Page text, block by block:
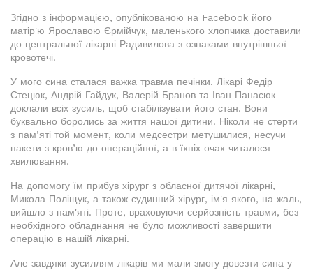
Згідно з інформацією, опублікованою на Facebook його
матір'ю Ярославою Єрмійчук, маленького хлопчика доставили
до центральної лікарні Радивилова з ознаками внутрішньої
кровотечі.
У мого сина сталася важка травма печінки. Лікарі Федір
Стецюк, Андрій Гайдук, Валерій Бранов та Іван Панасюк
доклали всіх зусиль, щоб стабілізувати його стан. Вони
буквально боролись за життя нашої дитини. Ніколи не стерти
з пам’яті той момент, коли медсестри метушилися, несучи
пакети з кров’ю до операційної, а в їхніх очах читалося
хвилювання.
На допомогу їм прибув хірург з обласної дитячої лікарні,
Микола Поліщук, а також судинний хірург, ім'я якого, на жаль,
вийшло з пам'яті. Проте, враховуючи серйозність травми, без
необхідного обладнання не було можливості завершити
операцію в нашій лікарні.
Але завдяки зусиллям лікарів ми мали змогу довезти сина у